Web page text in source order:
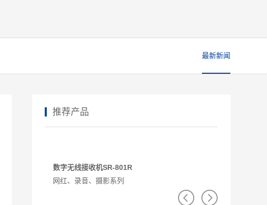
最新新闻
推荐产品
数字无线接收机SR-801R
网红、录音、摄影系列